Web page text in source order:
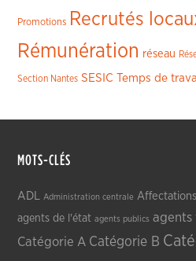
Promotions Recrutés
Rémunération réseau
Section Nantes SESIC Temps de
MOTS-CLÉS
ADL Administration centrale Affectations
agents de l'état agents publics agents
Catégorie A Catégorie B